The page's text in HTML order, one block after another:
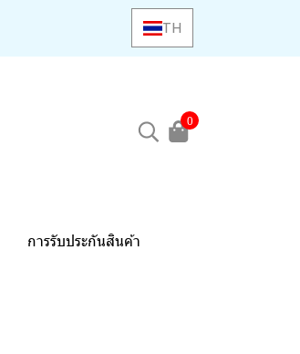
TH
0
การรับประกันสินค้า